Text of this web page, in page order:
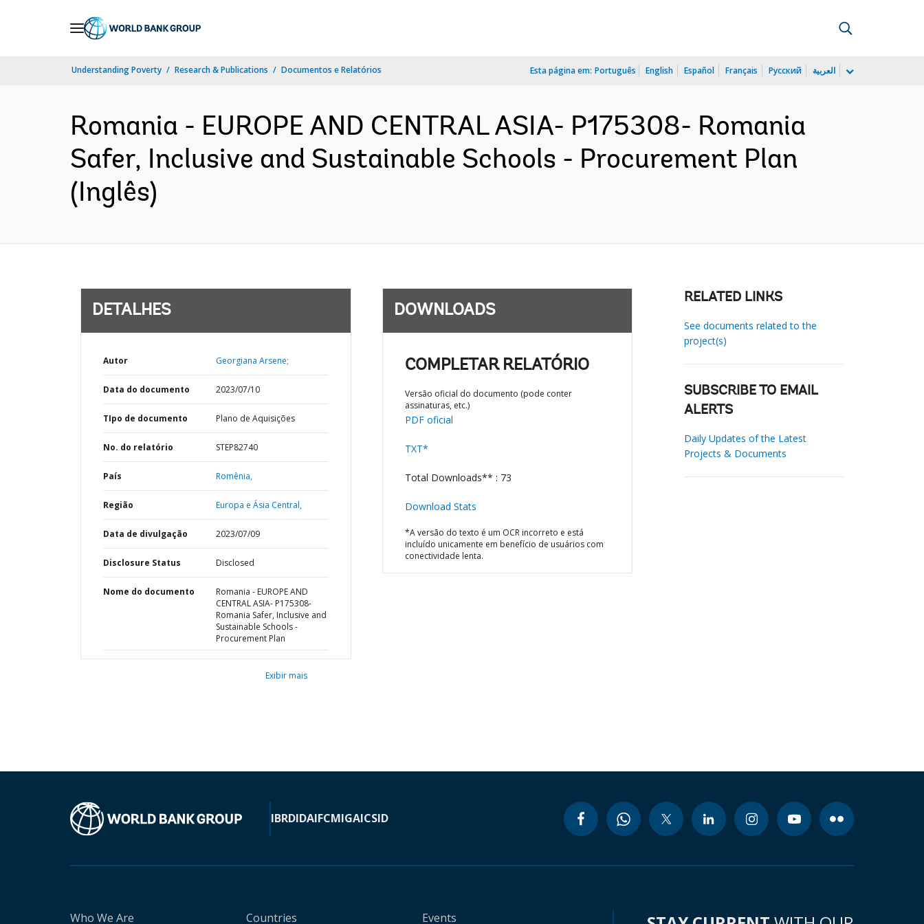
Understanding Poverty Research & Publications Documentos e Relatórios Esta página em: Português English Español Français Русский العربية
Romania - EUROPE AND CENTRAL ASIA- P175308- Romania
Safer, Inclusive and Sustainable Schools - Procurement Plan
(Inglês)
DETALHES
Autor Georgiana Arsene;
Data do documento 2023/07/10
TIpo de documento Plano de Aquisições
No. do relatório STEP82740
País Romênia,
Região Europa e Ásia Central,
Data de divulgação 2023/07/09
Disclosure Status Disclosed
Nome do documento
Romania - EUROPE AND
CENTRAL ASIA- P175308-
Romania Safer, Inclusive and
Sustainable Schools -
Procurement Plan
Exibir mais
DOWNLOADS
COMPLETAR RELATÓRIO
Versão oficial do documento (pode conter
assinaturas, etc.)
PDF oficial
TXT*
Total Downloads** : 73
Download Stats
*A versão do texto é um OCR incorreto e está
incluído unicamente em benefício de usuários com
conectividade lenta.
RELATED LINKS
See documents related to the
project(s)
SUBSCRIBE TO EMAIL
ALERTS
Daily Updates of the Latest
Projects & Documents
IBRDIDAIFCMIGAICSID
Who We Are Countries Events